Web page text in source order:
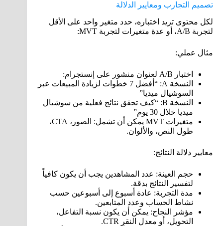
تصميم التجارب ومعايير الدلالة
لكل محتوى تريد اختباره، حدد متغير واحد على الأقل
لتجربة A/B، أو عدة متغيرات لتجربة MVT:
مثال عملي:
اختبار A/B لعنوان منشور على إنستجرام:
النسخة A: “أفضل 7 خطوات لزيادة المبيعات عبر
السوشيال ميديا”
النسخة B: “كيف تحقق نتائج فعلية من سوشيال
ميديا خلال 30 يوم”
متغيرات MVT يمكن أن تشمل: الصور، CTA،
طول النص، والألوان.
معايير دلالة النتائج:
حجم العينة: عدد المشاهدين يجب أن يكون كافياً
لتفسير النتائج بدقة.
مدة التجربة: عادة أسبوع إلى أسبوعين حسب
نشاط الحساب وعدد المتابعين.
مؤشر النجاح: يمكن أن يكون نسبة التفاعل،
التحويل، أو معدل النقر CTR.